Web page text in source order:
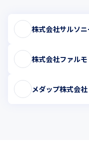
株式会社サルソニ
株式会社ファルモ
メダップ株式会社